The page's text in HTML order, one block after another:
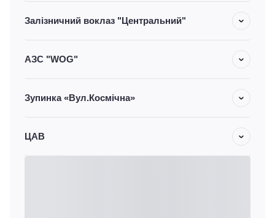
Залізничний воклаз "Центральний"
АЗС "WOG"
Зупинка «Вул.Космічна»
ЦАВ